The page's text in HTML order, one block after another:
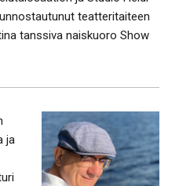
teatteritaiteen
tanssiva naiskuoro Show
ja